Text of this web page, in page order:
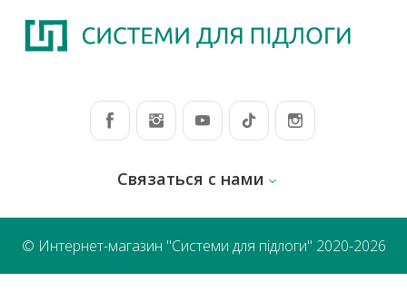
Связаться с нами
© Интернет-магазин "Системи для підлоги" 2020-2026